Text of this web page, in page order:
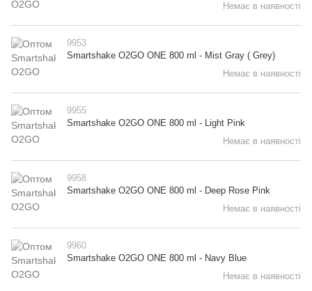
Немає в наявності
9953
Smartshake O2GO ONE 800 ml - Mist Gray ( Grey)
Немає в наявності
9955
Smartshake O2GO ONE 800 ml - Light Pink
Немає в наявності
9958
Smartshake O2GO ONE 800 ml - Deep Rose Pink
Немає в наявності
9960
Smartshake O2GO ONE 800 ml - Navy Blue
Немає в наявності